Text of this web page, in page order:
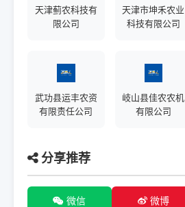
天津蓟农科技有
限公司
天津市坤禾农业
科技有限公司
武功县运丰农资
有限责任公司
岐山县佳农农机
有限公司
分享推荐
微信 微博